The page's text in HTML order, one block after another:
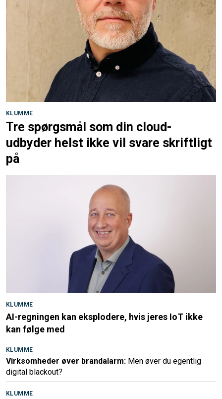
KLUMME
Tre spørgsmål som din cloud-
udbyder helst ikke vil svare skriftligt
på
KLUMME
AI-regningen kan eksplodere, hvis jeres IoT ikke
kan følge med
KLUMME
Virksomheder øver brandalarm: Men øver du egentlig
digital blackout?
KLUMME